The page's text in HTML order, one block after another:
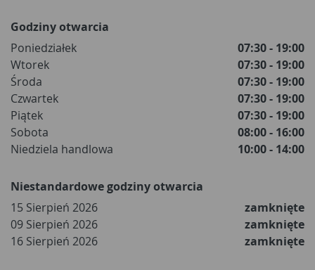
Godziny otwarcia
Poniedziałek
07:30 - 19:00
Wtorek
07:30 - 19:00
Środa
07:30 - 19:00
Czwartek
07:30 - 19:00
Piątek
07:30 - 19:00
Sobota
08:00 - 16:00
Niedziela handlowa
10:00 - 14:00
Niestandardowe godziny otwarcia
15 Sierpień 2026
zamknięte
09 Sierpień 2026
zamknięte
16 Sierpień 2026
zamknięte